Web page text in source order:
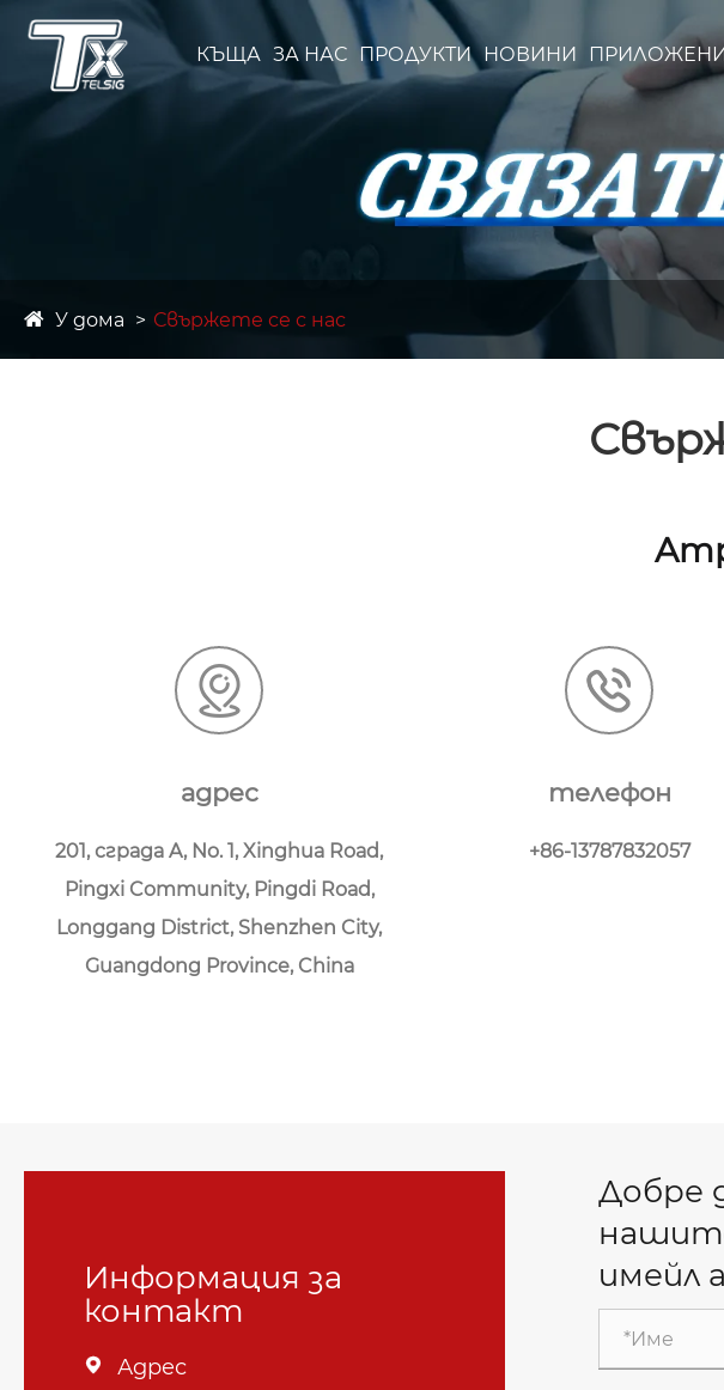
КЪЩА ЗА НАС ПРОДУКТИ НОВИНИ
У дома Свържете се с нас
адрес
201, сграда A, No. 1, Xinghua Road,
Pingxi Community, Pingdi Road,
Longgang District, Shenzhen City,
Guangdong Province, China
телефон
+86-13787832057
Информация за
контакт
 Адрес
Добре
имейл